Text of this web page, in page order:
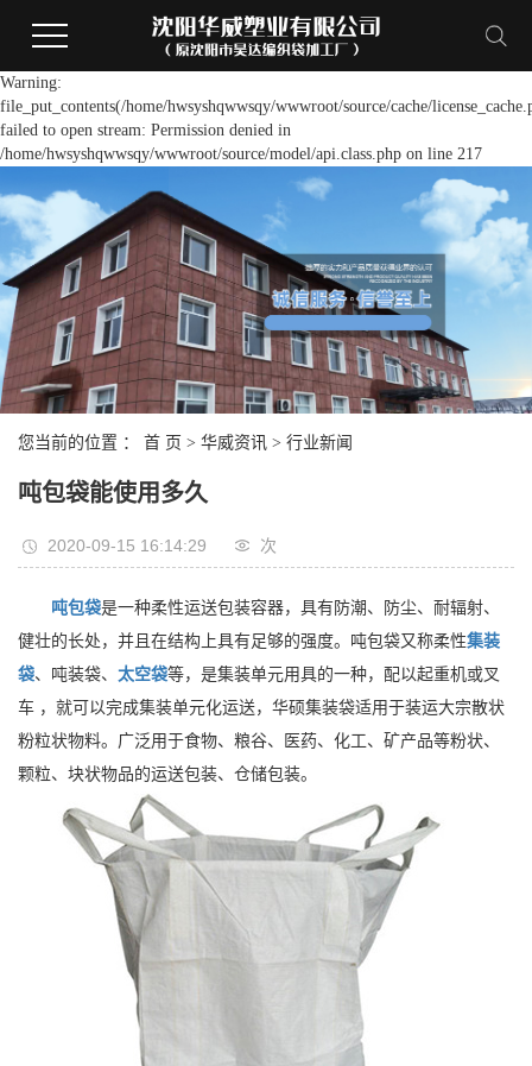
Warning:
file_put_contents(/home/hwsyshqwwsqy/wwwroot/source/cache/
failed to open stream: Permission denied in
/home/hwsyshqwwsqy/wwwroot/source/model/api.class.php on line 217
您当前的位置 ： 首 页 > 华威资讯 > 行业新闻
吨包袋能使用多久
2020-09-15 16:14:29 次
吨包袋是一种柔性运送包装容器，具有防潮、防尘、耐辐射、
健壮的长处，并且在结构上具有足够的强度。吨包袋又称柔性集装
袋、吨装袋、 太空袋等，是集装单元用具的一种，配以起重机或叉
车 ，就可以完成集装单元化运送，华硕集装袋适用于装运大宗散状
粉粒状物料。广泛用于食物、粮谷、医药、化工、矿产品等粉状、
颗粒、块状物品的运送包装、仓储包装。